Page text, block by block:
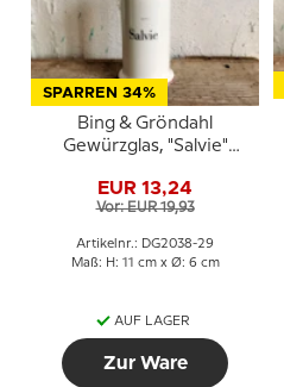
SPARREN 34%
Bing & Gröndahl
Gewürzglas, "Salvie"
EUR 13,24
Vor: EUR 19,93
Artikelnr.: DG2038-29
Maß: H: 11 cm x Ø: 6 cm
AUF LAGER
Zur Ware